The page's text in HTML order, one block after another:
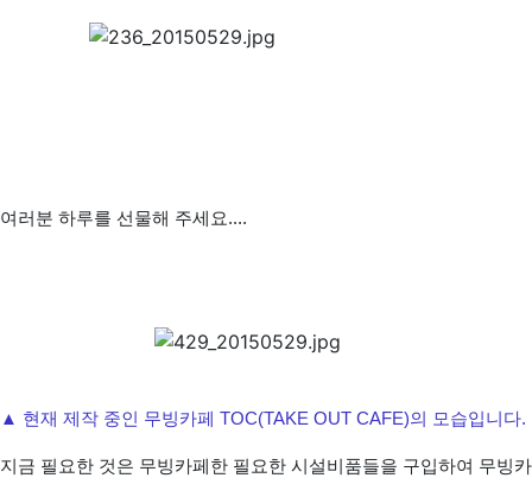
여러분 하루를 선물해 주세요....
▲ 현재 제작 중인 무빙카페 TOC(TAKE OUT CAFE)의 모습입니다.
지금 필요한 것은 무빙카페한 필요한 시설비품들을 구입하여 무빙카